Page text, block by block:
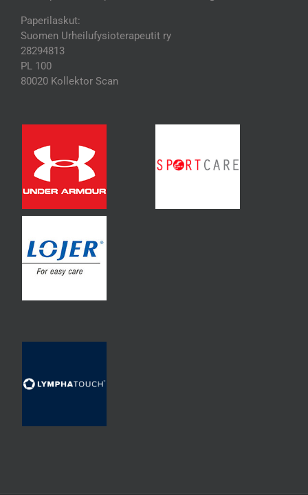
Paperilaskut:
Suomen Urheilufysioterapeutit ry
28294813
PL 100
80020 Kollektor Scan